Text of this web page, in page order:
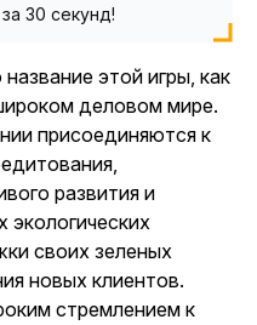
30 секунд!
этой игры, как
деловом мире.
присоединяются к
развития и
экологических
своих зеленых
новых клиентов.
стремлением к